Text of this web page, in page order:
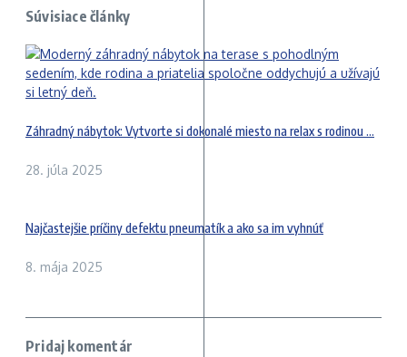
Súvisiace články
Záhradný nábytok: Vytvorte si dokonalé miesto na relax s rodinou ...
28. júla 2025
Najčastejšie príčiny defektu pneumatík a ako sa im vyhnúť
8. mája 2025
Pridaj komentár